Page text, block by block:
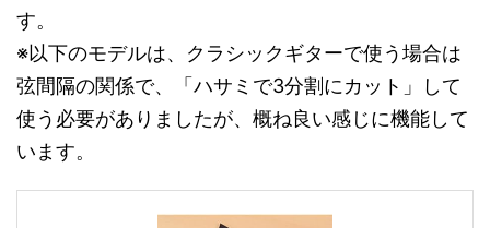
す。
※以下のモデルは、クラシックギターで使う場合は
弦間隔の関係で、「ハサミで3分割にカット」して
使う必要がありましたが、概ね良い感じに機能して
います。